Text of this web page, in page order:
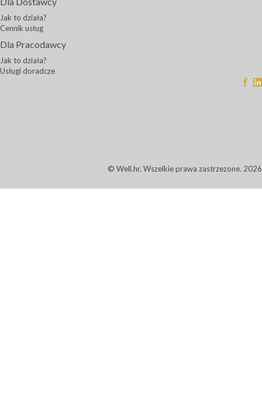
Jak to działa?
Cennik usług
Dla Pracodawcy
Jak to działa?
Usługi doradcze
© Well.hr, Wszelkie prawa zastrzezone. 2026